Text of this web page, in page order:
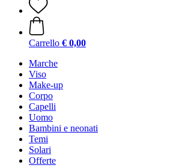
Carrello € 0,00
Marche
Viso
Make-up
Corpo
Capelli
Uomo
Bambini e neonati
Temi
Solari
Offerte